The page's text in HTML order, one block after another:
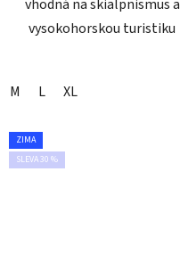
vhodná na skialpnismus a
vysokohorskou turistiku
M L XL
ZIMA
SLEVA 30 %